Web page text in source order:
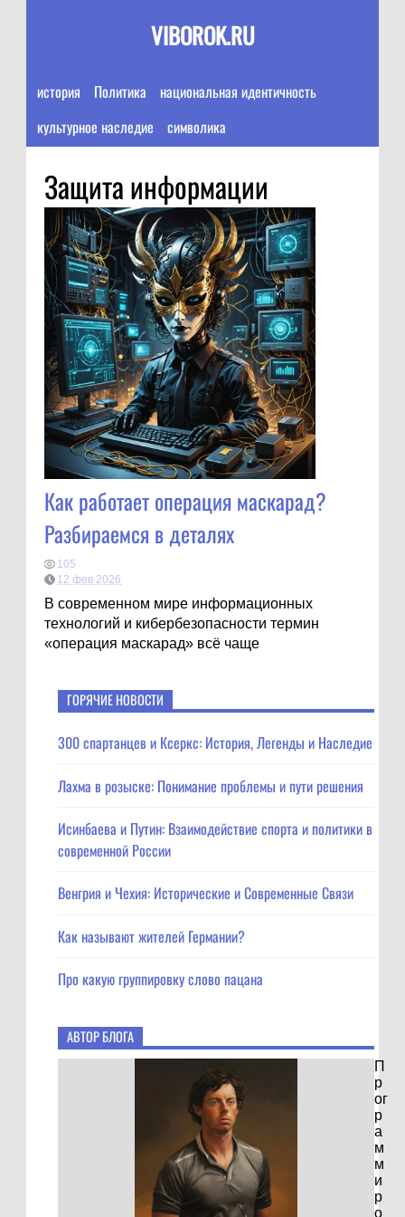
VIBOROK.RU
история Политика
национальная идентичность
культурное наследие
символика
Защита информации
Как работает операция маскарад?
Разбираемся в деталях
105
12 фев 2026
В современном мире информационных
технологий и кибербезопасности термин
«операция маскарад» всё чаще
ГОРЯЧИЕ НОВОСТИ
300 спартанцев и Ксеркс: История, Легенды и Наследие
Лахма в розыске: Понимание проблемы и пути решения
Исинбаева и Путин: Взаимодействие спорта и политики в
современной России
Венгрия и Чехия: Исторические и Современные Связи
Как называют жителей Германии?
Про какую группировку слово пацана
АВТОР БЛОГА
П
р
ог
р
а
м
м
и
р
о